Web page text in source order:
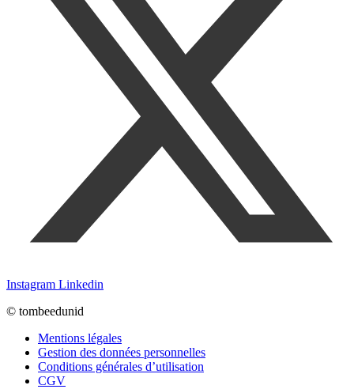
Instagram Linkedin
© tombeedunid
Mentions légales
Gestion des données personnelles
Conditions générales d’utilisation
CGV